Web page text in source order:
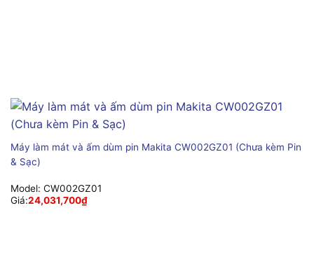
Máy làm mát và ấm dùm pin Makita CW002GZ01 (Chưa kèm Pin
& Sạc)
Model: CW002GZ01
Giá:24,031,700₫